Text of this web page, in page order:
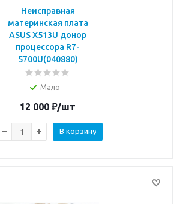
Неисправная
материнская плата
ASUS X513U донор
процессора R7-
5700U(040880)
Мало
12 000 ₽/шт
В корзину